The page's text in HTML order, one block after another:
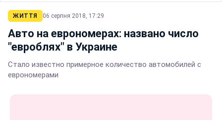
ЖИТТЯ 06 серпня 2018, 17:29
Авто на еврономерах: названо число
"евроблях" в Украине
Стало известно примерное количество автомобилей с
еврономерами